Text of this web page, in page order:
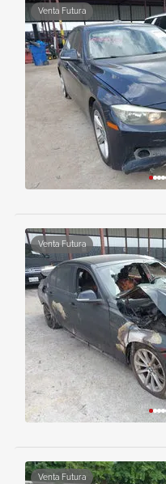
Venta Futura
Venta Futura
Venta Futura